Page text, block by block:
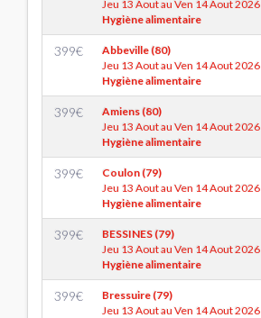
Jeu 13 Aout au Ven 14 Aout 2026
Hygiène alimentaire
399€
Abbeville (80)
Jeu 13 Aout au Ven 14 Aout 2026
Hygiène alimentaire
399€
Amiens (80)
Jeu 13 Aout au Ven 14 Aout 2026
Hygiène alimentaire
399€
Coulon (79)
Jeu 13 Aout au Ven 14 Aout 2026
Hygiène alimentaire
399€
BESSINES (79)
Jeu 13 Aout au Ven 14 Aout 2026
Hygiène alimentaire
399€
Bressuire (79)
Jeu 13 Aout au Ven 14 Aout 2026